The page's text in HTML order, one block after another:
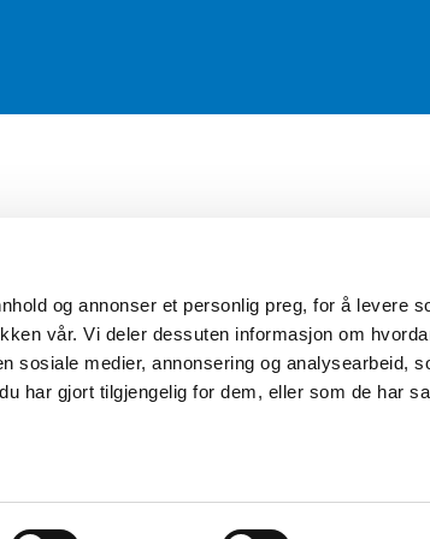
og annonser et personlig preg, for å levere
vår. Vi deler dessuten informasjon om
sosiale medier, annonsering og analysearbeid,
har gjort tilgjengelig for dem, eller som de har
Torshov Sport har over 90 års
klubbhandel. Torshov Sport har
Drammen, Sandvika Storsenter